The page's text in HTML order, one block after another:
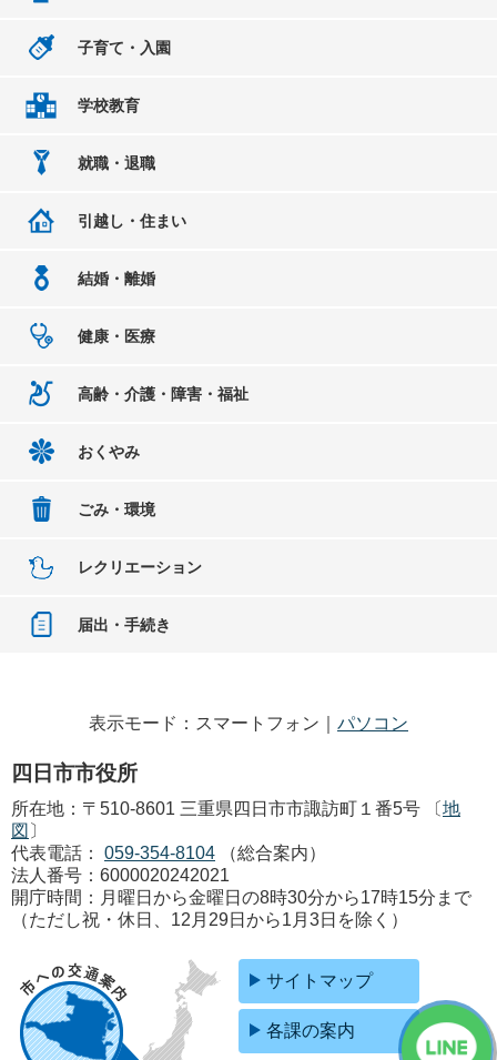
子育て・入園
学校教育
就職・退職
引越し・住まい
結婚・離婚
健康・医療
高齢・介護・障害・福祉
おくやみ
ごみ・環境
レクリエーション
届出・手続き
表示モード：スマートフォン｜ パソコン
四日市市役所
所在地：〒510-8601 三重県四日市市諏訪町１番5号 〔地
図 〕
代表電話：
059-354-8104
（総合案内）
法人番号：6000020242021
開庁時間：月曜日から金曜日の8時30分から17時15分まで
（ただし祝・休日、12月29日から1月3日を除く）
サイトマップ
各課の案内